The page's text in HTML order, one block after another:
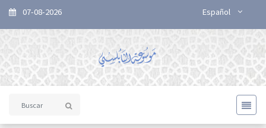
07-08-2026 Español